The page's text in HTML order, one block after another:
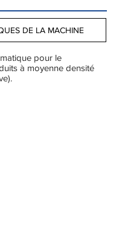
DE LA MACHINE
pour le
à moyenne densité